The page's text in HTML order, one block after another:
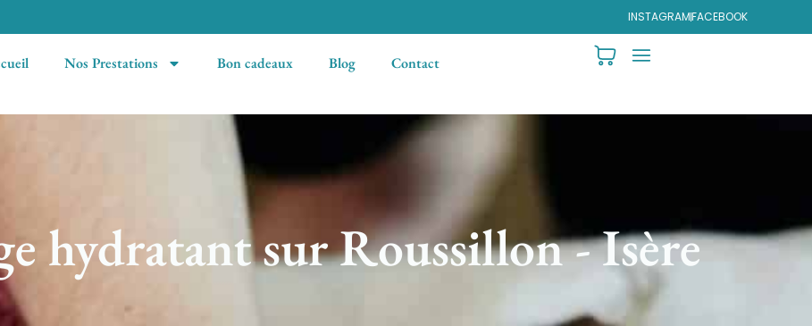
INSTAGRAMFACEBOOK
Nos Prestations Bon cadeaux Blog Contact
hydratant sur Roussillon - Isère